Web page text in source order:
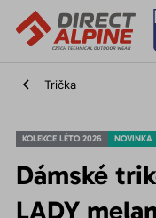
Trička
KOLEKCE LÉTO 2026 NOVINKA
Dámské
LADY